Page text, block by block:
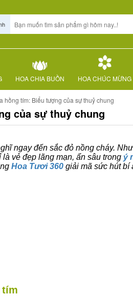
HOA CHIA BUỒN HOA CHÚC MỪNG
hồng tím: Biểu tượng của sự thuỷ chung
của sự thuỷ chung
ngay đến sắc đỏ nồng cháy.
vẻ đẹp lãng mạn, ẩn sâu trong ý
Hoa Tươi 360 giải mã sức hút bí
tím